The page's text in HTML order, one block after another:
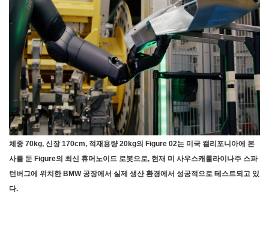
체중 70kg, 신장 170cm, 적재용량 20kg의 Figure 02는 미국 캘리포니아에 본
사를 둔 Figure의 최신 휴머노이드 로봇으로, 현재 미 사우스캐롤라이나주 스파
턴버그에 위치한 BMW 공장에서 실제 생산 환경에서 성공적으로 테스트되고 있
다.